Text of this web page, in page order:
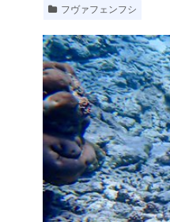
フヴァフェンフシ